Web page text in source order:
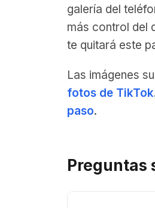
galería del
más control del
te quitará este
Las imágenes
fotos de TikTok
paso.
Preguntas